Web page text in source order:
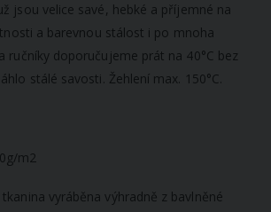
jsou velice savé, hebké a příjemné na
a barevnou stálost i po mnoha
ručníky doporučujeme prát na 40°C bez
stálé savosti. Žehlení max. 150°C.
m2
vyráběna výhradně z bavlněné